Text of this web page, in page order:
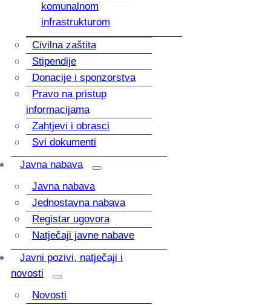
komunalnom
infrastrukturom
Civilna zaštita
Stipendije
Donacije i sponzorstva
Pravo na pristup
informacijama
Zahtjevi i obrasci
Svi dokumenti
Javna nabava
Javna nabava
Jednostavna nabava
Registar ugovora
Natječaji javne nabave
Javni pozivi, natječaji i
novosti
Novosti